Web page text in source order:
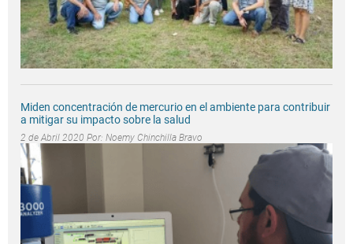
Miden concentración de mercurio en el ambiente para contribuir
a mitigar su impacto sobre la salud
2 de Abril 2020 Por: Noemy Chinchilla Bravo